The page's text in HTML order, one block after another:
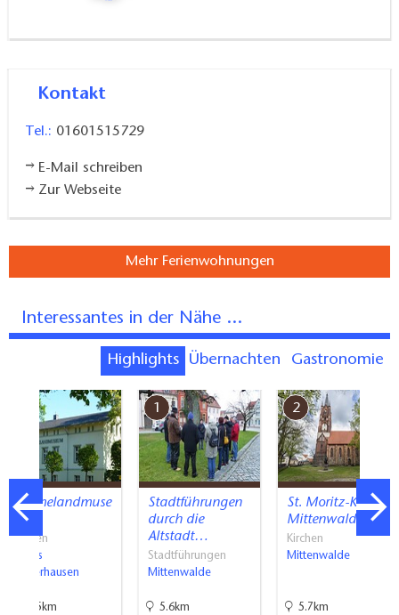
Kontakt
Tel.: 01601515729
E-Mail schreiben
Zur Webseite
Mehr Ferienwohnungen
Interessantes in der Nähe ...
Highlights Übernachten Gastronomie
Dahmelandmuse
um
Museen
Königs
Wusterhausen
12.5km
1
Stadtführungen
durch die
Altstadt…
Stadtführungen
Mittenwalde
5.6km
2
St. Moritz-Kirche
Mittenwalde
Kirchen
Mittenwalde
5.7km